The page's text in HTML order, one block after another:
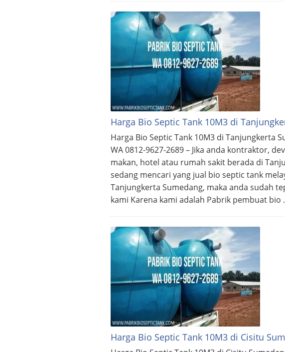
Harga Bio Septic Tank 10M3 di
Harga Bio Septic Tank 10M3 di Tanjungkerta
WA 0812-9627-2689 – Jika anda kontraktor,
makan, hotel atau rumah sakit berada di
sedang mencari yang jual bio septic tank
Tanjungkerta Sumedang, maka anda sudah
kami Karena kami adalah Pabrik pembuat bio
Harga Bio Septic Tank 10M3 di Cisitu